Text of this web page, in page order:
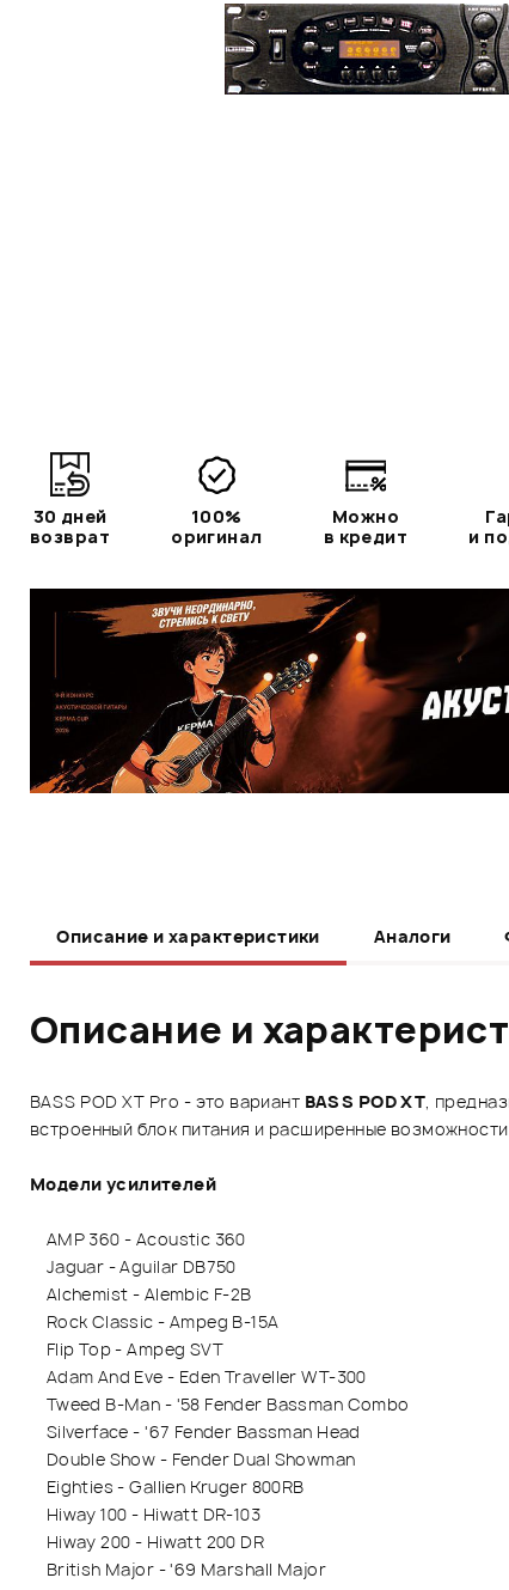
30 дней
возврат
100%
оригинал
Можно
в кредит
и
Описание и характеристики Аналоги
Описание и
BASS POD XT Pro - это вариант BASS POD XT,
встроенный блок питания и расширенные
Модели усилителей
AMP 360 - Acoustic 360
Jaguar - Aguilar DB750
Alchemist - Alembic F-2B
Rock Classic - Ampeg B-15A
Flip Top - Ampeg SVT
Adam And Eve - Eden Traveller WT-300
Tweed B-Man - '58 Fender Bassman Combo
Silverface - '67 Fender Bassman Head
Double Show - Fender Dual Showman
Eighties - Gallien Kruger 800RB
Hiway 100 - Hiwatt DR-103
Hiway 200 - Hiwatt 200 DR
British Major - '69 Marshall Major